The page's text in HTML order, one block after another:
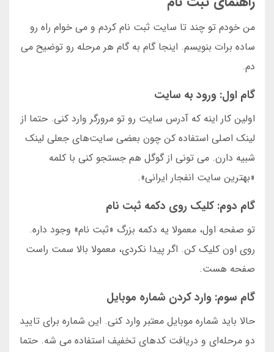
من خودم تو چند تا سایت ثبت نام کردم و می خوام راه رو
ساده برات بنویسم. اینجا گام به گام هر مرحله رو توضیح می
دم.
گام اول: ورود به سایت
اولین کار اینه که آدرس سایت رو تو مرورگر وارد کنی. حتما از
لینک اصلی استفاده کن چون بعضی سایت‌های جعلی لینک
شبیه دارن. می تونی از گوگل هم جستجو کنی با کلمه
«بهترین سایت انفجار ایرانی».
گام دوم: کلیک روی دکمه ثبت نام
تو صفحه اول، معمولا یه دکمه بزرگ «ثبت نام» وجود داره.
روی اون کلیک کن. اگر پیدا نکردی، معمولا بالا سمت راست
صفحه هست.
گام سوم: وارد کردن شماره موبایل
حالا باید شماره موبایل معتبر وارد کنی. این شماره برای تایید
دو مرحله‌ای و دریافت کدهای تخفیف استفاده می شه. حتما